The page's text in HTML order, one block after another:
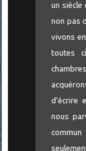
un siècle
non pas
vivons
toutes
d’écrire
nous